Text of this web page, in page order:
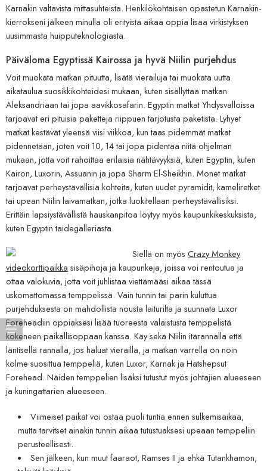
Karnakin valtavista mittasuhteista. Henkilökohtaisen opastetun Karnakin-
kierrokseni jälkeen minulla oli erityistä aikaa oppia lisää virkistyksen
uusimmasta huipputeknologiasta.
Päiväloma Egyptissä Kairossa ja hyvä Niilin purjehdus
Voit muokata matkan pituutta, lisätä vierailuja tai muokata uutta
aikataulua suosikkikohteidesi mukaan, kuten sisällyttää matkan
Aleksandriaan tai jopa aavikkosafarin. Egyptin matkat Yhdysvalloissa
tarjoavat eri pituisia paketteja riippuen tarjotusta paketista. Lyhyet
matkat kestävät yleensä viisi viikkoa, kun taas pidemmät matkat
pidennetään, joten voit 10, 14 tai jopa pidentää niitä ohjelman
mukaan, jotta voit rahoittaa erilaisia ​​nähtävyyksiä, kuten Egyptin, kuten
Kairon, Luxorin, Assuanin ja jopa Sharm El-Sheikhin. Monet matkat
tarjoavat perheystävällisiä kohteita, kuten uudet pyramidit, kameliretket
tai upean Niilin laivamatkan, jotka luokitellaan perheystävällisiksi.
Erittäin lapsiystävällistä hauskanpitoa löytyy myös kaupunkikeskuksista,
kuten Egyptin taidegalleriasta.
Siellä on myös Crazy Monkey
videokorttipaikka sisäpihoja ja kaupunkeja, joissa voi rentoutua ja
ottaa valokuvia, jotta voit juhlistaa viettämääsi aikaa tässä
uskomattomassa temppelissä. Vain tunnin tai parin kuluttua
purjehduksesta on mahdollista nousta laiturilta ja suunnata Luxor
Foreheadiin oppiaksesi lisää tuoreesta valaistusta temppelistä
kokeneen paikallisoppaan kanssa. Käy sekä Niilin itärannalla että
läntisellä rannalla, jos haluat vierailla, ja matkan varrella on noin
kolme suosittua temppeliä, kuten Luxor, Karnak ja Hatshepsut
Forehead. Näiden temppelien lisäksi tutustut myös johtajien alueeseen
ja kuningattarien alueeseen.
Viimeiset paikat voi ostaa puoli tuntia ennen sulkemisaikaa,
mutta tarvitset ainakin tunnin aikaa tutustuaksesi upeaan temppeliin
perusteellisesti.
Sen jälkeen, kun muut faaraot, Ramses II ja ehkä Tutankhamon,